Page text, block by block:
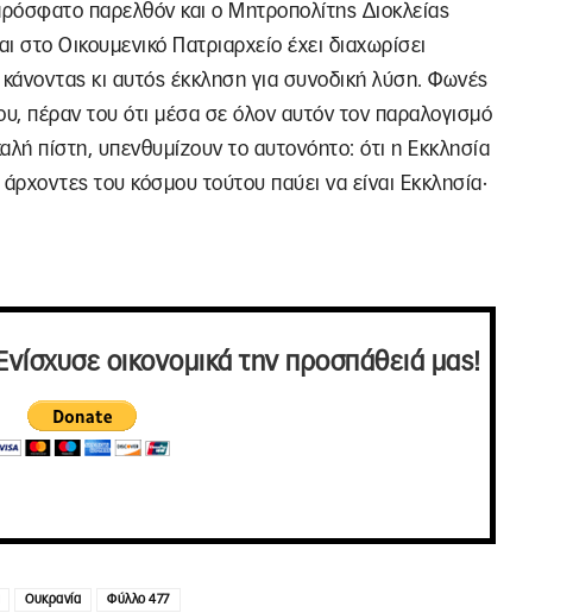
παρελθόν και ο Μητροπολίτης Διοκλείας
στο Οικουμενικό Πατριαρχείο έχει διαχωρίσει
κι αυτός έκκληση για συνοδική λύση. Φωνές
πέραν του ότι μέσα σε όλον αυτόν τον παραλογισμό
πίστη, υπενθυμίζουν το αυτονόητο: ότι η Εκκλησία
του κόσμου τούτου παύει να είναι Εκκλησία·
οικονομικά την προσπάθειά μας!
Ουκρανία Φύλλο 477